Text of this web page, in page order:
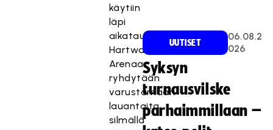
käytiin
läpi
aikataulutusta.
Hartwall
Arenaa
ryhdytään
varustamaan
lauantaita
silmällä
UUTISET
06.08.2
026
Syksyn
turnausvilske
parhaimmillaan –